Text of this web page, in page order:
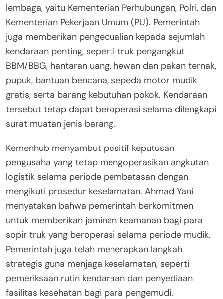
lembaga, yaitu Kementerian Perhubungan, Polri, dan
Kementerian Pekerjaan Umum (PU). Pemerintah
juga memberikan pengecualian kepada sejumlah
kendaraan penting, seperti truk pengangkut
BBM/BBG, hantaran uang, hewan dan pakan ternak,
pupuk, bantuan bencana, sepeda motor mudik
gratis, serta barang kebutuhan pokok. Kendaraan
tersebut tetap dapat beroperasi selama dilengkapi
surat muatan jenis barang.
Kemenhub menyambut positif keputusan
pengusaha yang tetap mengoperasikan angkutan
logistik selama periode pembatasan dengan
mengikuti prosedur keselamatan. Ahmad Yani
menyatakan bahwa pemerintah berkomitmen
untuk memberikan jaminan keamanan bagi para
sopir truk yang beroperasi selama periode mudik.
Pemerintah juga telah menerapkan langkah
strategis guna menjaga keselamatan, seperti
pemeriksaan rutin kendaraan dan penyediaan
fasilitas kesehatan bagi para pengemudi.